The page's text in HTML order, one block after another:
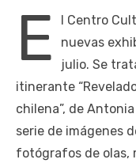
E
l Centro
nuevas
julio. Se
itinerante
chilena”, de
serie de imágenes
fotógrafos de olas,